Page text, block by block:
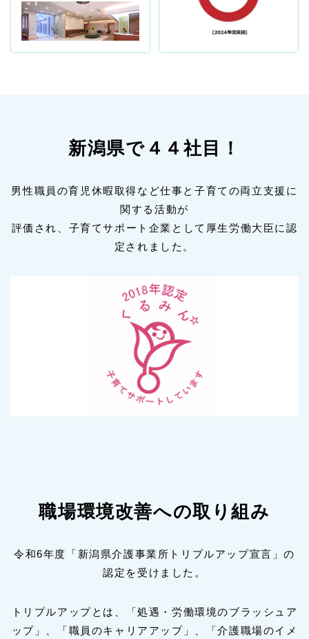
新潟県で４４社目！
男性職員の育児休暇取得など仕事と子育ての両立支援に
関する活動が
評価され、子育てサポート企業として厚生労働大臣に認
定されました。
職場環境改善への取り組み
令和6年度「新潟県介護事業所トリプルアップ宣言」の
認定を受けました。
トリプルアップとは、「処遇・労働環境のブラッシュア
ップ」、「職員のキャリアアップ」、「介護職場のイメ